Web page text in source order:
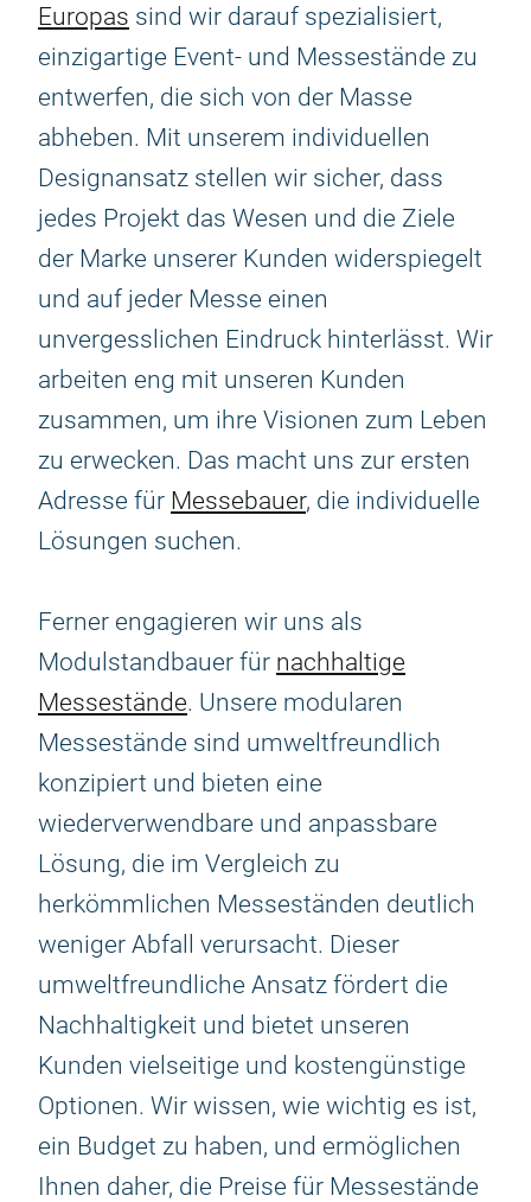
Europas sind wir darauf spezialisiert,
einzigartige Event- und Messestände zu
entwerfen, die sich von der Masse
abheben. Mit unserem individuellen
Designansatz stellen wir sicher, dass
jedes Projekt das Wesen und die Ziele
der Marke unserer Kunden widerspiegelt
und auf jeder Messe einen
unvergesslichen Eindruck hinterlässt. Wir
arbeiten eng mit unseren Kunden
zusammen, um ihre Visionen zum Leben
zu erwecken. Das macht uns zur ersten
Adresse für Messebauer, die individuelle
Lösungen suchen.
Ferner engagieren wir uns als
Modulstandbauer für nachhaltige
Messestände. Unsere modularen
Messestände sind umweltfreundlich
konzipiert und bieten eine
wiederverwendbare und anpassbare
Lösung, die im Vergleich zu
herkömmlichen Messeständen deutlich
weniger Abfall verursacht. Dieser
umweltfreundliche Ansatz fördert die
Nachhaltigkeit und bietet unseren
Kunden vielseitige und kostengünstige
Optionen. Wir wissen, wie wichtig es ist,
ein Budget zu haben, und ermöglichen
Ihnen daher, die Preise für Messestände